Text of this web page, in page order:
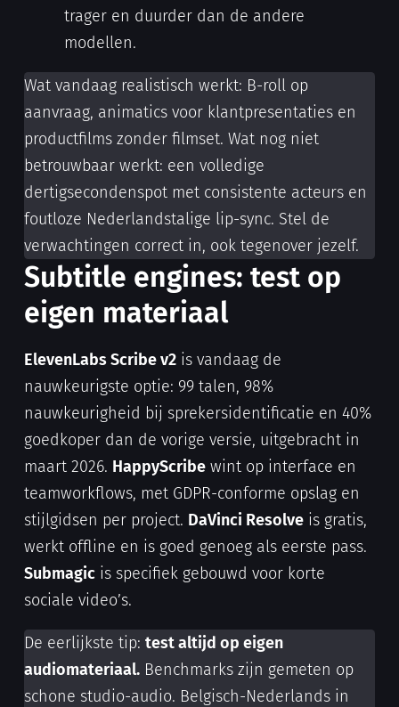
trager en duurder dan de andere
modellen.
Wat vandaag realistisch werkt: B-roll op
aanvraag, animatics voor klantpresentaties en
productfilms zonder filmset. Wat nog niet
betrouwbaar werkt: een volledige
dertigsecondenspot met consistente acteurs en
foutloze Nederlandstalige lip-sync. Stel de
verwachtingen correct in, ook tegenover jezelf.
Subtitle engines: test op
eigen materiaal
ElevenLabs Scribe v2 is vandaag de
nauwkeurigste optie: 99 talen, 98%
nauwkeurigheid bij sprekersidentificatie en 40%
goedkoper dan de vorige versie, uitgebracht in
maart 2026. HappyScribe wint op interface en
teamworkflows, met GDPR-conforme opslag en
stijlgidsen per project. DaVinci Resolve is gratis,
werkt offline en is goed genoeg als eerste pass.
Submagic is specifiek gebouwd voor korte
sociale video’s.
De eerlijkste tip: test altijd op eigen
audiomateriaal. Benchmarks zijn gemeten op
schone studio-audio. Belgisch-Nederlands in